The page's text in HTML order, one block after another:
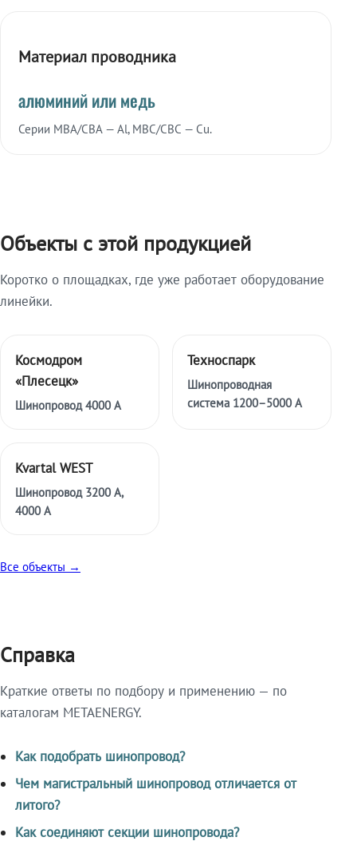
Материал проводника
алюминий или медь
Серии МВА/СВА — Al, МВС/СВС — Cu.
Объекты с этой продукцией
Коротко о площадках, где уже работает оборудование
линейки.
Космодром
«Плесецк»
Шинопровод 4000 А
Техноспарк
Шинопроводная
система 1200–5000 А
Kvartal WEST
Шинопровод 3200 А,
4000 А
Все объекты →
Справка
Краткие ответы по подбору и применению — по
каталогам METAENERGY.
Как подобрать шинопровод?
Чем магистральный шинопровод отличается от
литого?
Как соединяют секции шинопровода?